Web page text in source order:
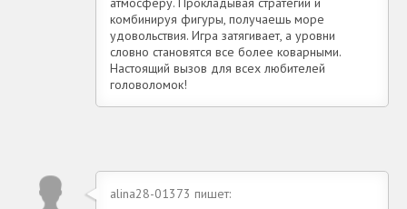
комбинируя фигуры, получаешь море
удовольствия. Игра затягивает, а уровни
словно становятся все более коварными.
Настоящий вызов для всех любителей
головоломок!
alina28-01373 пишет: